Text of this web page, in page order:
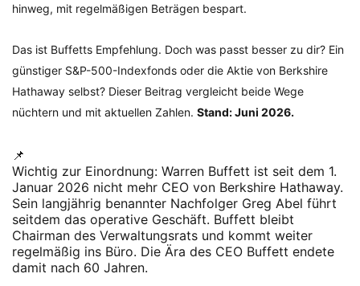
hinweg, mit regelmäßigen Beträgen bespart.
Das ist Buffetts Empfehlung. Doch was passt besser zu dir? Ein
günstiger S&P-500-Indexfonds oder die Aktie von Berkshire
Hathaway selbst? Dieser Beitrag vergleicht beide Wege
nüchtern und mit aktuellen Zahlen. Stand: Juni 2026.
📌
Wichtig zur Einordnung: Warren Buffett ist seit dem 1.
Januar 2026 nicht mehr CEO von Berkshire Hathaway.
Sein langjährig benannter Nachfolger Greg Abel führt
seitdem das operative Geschäft. Buffett bleibt
Chairman des Verwaltungsrats und kommt weiter
regelmäßig ins Büro. Die Ära des CEO Buffett endete
damit nach 60 Jahren.